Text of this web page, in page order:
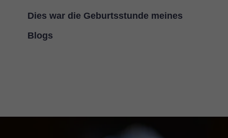
Dies war die Geburtsstunde meines
Blogs